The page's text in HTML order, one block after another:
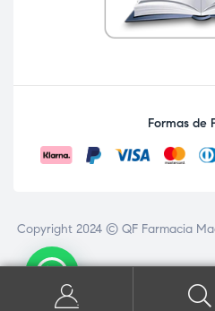
Formas de
Copyright 2024 © QF Farmacia